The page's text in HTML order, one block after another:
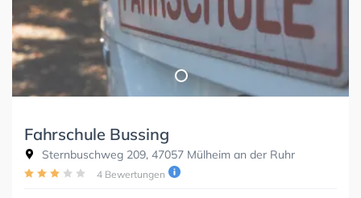
Fahrschule Bussing
Sternbuschweg 209, 47057 Mülheim an der Ruhr
4 Bewertungen